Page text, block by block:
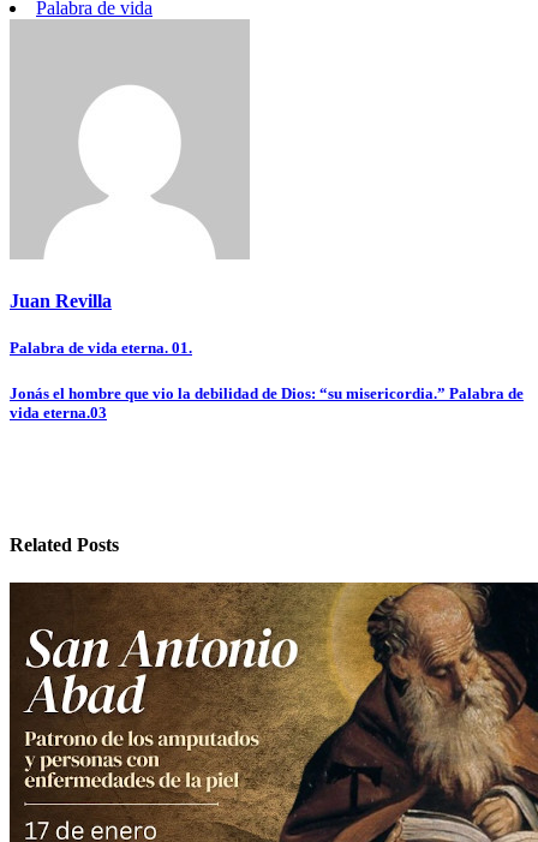
Palabra de vida
Juan Revilla
Navegación
de
entradas
Palabra de vida eterna. 01.
Jonás el hombre que vio la debilidad de Dios: “su misericordia.” Palabra de
vida eterna.03
Related Posts